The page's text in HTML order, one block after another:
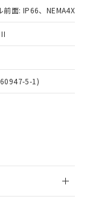
前面: IP66、NEMA4X,
5-1)
販売拠
ご確認
当社の
たは開
成サー
社の製
を超える意
、予定
が基
有害物
影響を
その他
に一切
売する
容を当
社は、
者が違
は、取
につ
、ま
制御
ご確
況の